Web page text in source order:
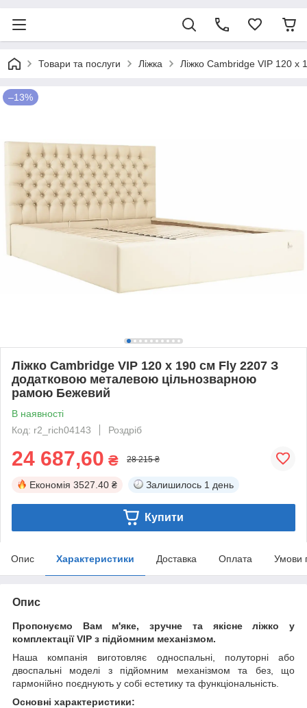
Товари та послуги Ліжка Ліжко Cambridge VIP 120
–13%
Ліжко Cambridge VIP 120 х 190 см Fly 2207 З
додатковою металевою цільнозварною
рамою Бежевий
В наявності
Код: r2_rich04143
Роздріб
24 687,60 ₴ 28 215 ₴
Економія 3527.40 ₴ Залишилось 1 день
Купити
Опис Характеристики Доставка Оплата Умови
Опис
Пропонуємо Вам м'яке, зручне та якiсне ліжко у
комплектації VIP з підйомним механізмом.
Наша компанія виготовляє односпальні, полуторні або
двоспальні моделі з підйомним механізмом та без, що
гармонійно поєднують у собі естетику та функціональність.
Основні характеристики: